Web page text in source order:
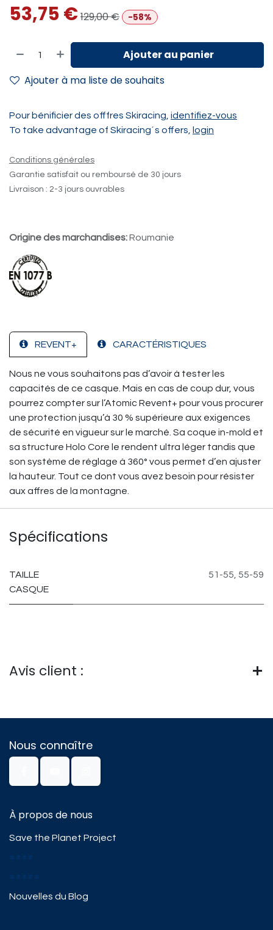
53,75€129,00€ -58%
Ajouter au panier
Ajouter à ma liste de souhaits
Pour bénificier des offfres Skiracing, identifiez-vous
To take advantage of Skiracing´s offers,
login
Conditions générales
Garantie satisfait ou remboursé de 30 jours
Livraison : 2-3 jours ouvrables
Origine des marchandises:Roumanie
REVENT+ CARACTÉRISTIQUES
Nous ne vous souhaitons pas d’avoir à tester les
capacités de ce casque. Mais en cas de coup dur, vous
pourrez compter sur l’Atomic Revent+ pour vous procurer
une protection jusqu’à 30 % supérieure aux exigences
de sécurité en vigueur sur le marché. Sa coque in-mold et
sa structure Holo Core le rendent ultra léger tandis que
son système de réglage à 360° vous permet d’en ajuster
la hauteur. Tout ce dont vous avez besoin pour résister
aux affres de la montagne.
Spécifications
TAILLE
CASQUE
51-55 55-59
Avis client :
Nous connaître
À propos de nous
Save the Planet Project
####
#####
Nouvelles du Blog